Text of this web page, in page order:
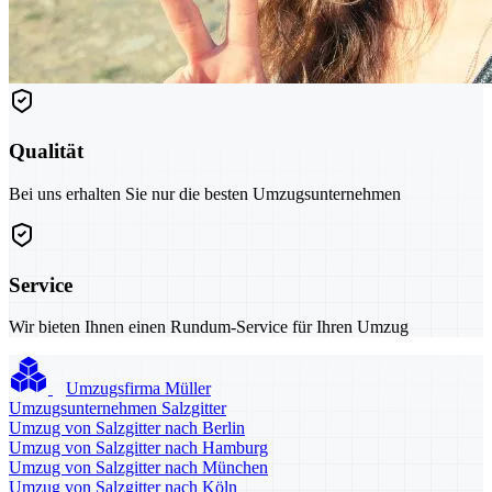
Qualität
Bei uns erhalten Sie nur die besten Umzugsunternehmen
Service
Wir bieten Ihnen einen Rundum-Service für Ihren Umzug
Umzugsfirma Müller
Umzugsunternehmen Salzgitter
Umzug von Salzgitter nach Berlin
Umzug von Salzgitter nach Hamburg
Umzug von Salzgitter nach München
Umzug von Salzgitter nach Köln